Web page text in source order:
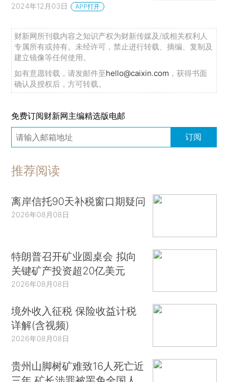
2024年12月03日 APP打开
财新网所刊载内容之知识产权为财新传媒及/或相关权利人
专属所有或持有。未经许可，禁止进行转载、摘编、复制及
建立镜像等任何使用。
如有意愿转载，请发邮件至hello@caixin.com ，获得书面
确认及授权后，方可转载。
免费订阅财新网主编精选版电邮
订阅
推荐阅读
离岸信托90天补税窗口期疑问
2026年08月08日
特朗普召开矿业圆桌会 拟向
关键矿产投资超20亿美元
2026年08月08日
境外收入征税 保险收益计税
详解(含视频)
2026年08月08日
贵州山脚树矿难致16人死亡近